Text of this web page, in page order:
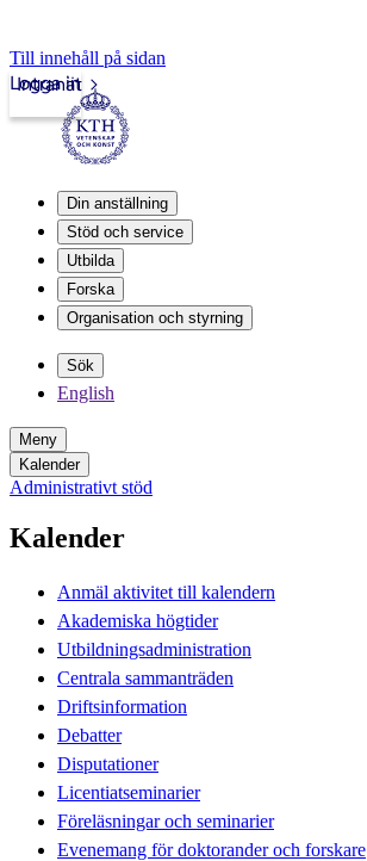
Till innehåll på sidan
Intranät
Logga in
Din anställning
Stöd och service
Utbilda
Forska
Organisation och styrning
Sök
English
Meny
Kalender
Administrativt stöd
Kalender
Anmäl aktivitet till kalendern
Akademiska högtider
Utbildningsadministration
Centrala sammanträden
Driftsinformation
Debatter
Disputationer
Licentiatseminarier
Föreläsningar och seminarier
Evenemang för doktorander och forskare